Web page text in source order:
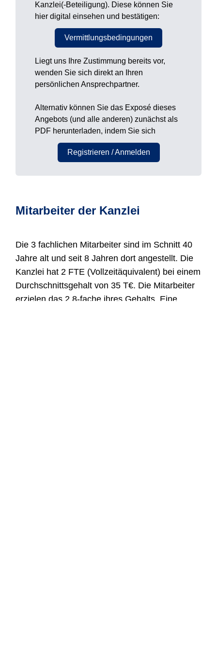
Mitarbeiter der Kanzlei
Die 3 fachlichen Mitarbeiter sind im Schnitt 40
Jahre alt und seit 8 Jahren dort angestellt. Die
Kanzlei hat 2 FTE (Vollzeitäquivalent) bei einem
Durchschnittsgehalt von 35 T€. Die Mitarbeiter
erzielen das 2,8-fache ihres Gehalts. Eine
Kanzlei(-Beteiligung). Diese können Sie
hier digital einsehen und bestätigen:
Vermittlungsbedingungen
Liegt uns Ihre Zustimmung bereits vor,
wenden Sie sich direkt an Ihren
persönlichen Ansprechpartner.
Alternativ können Sie das Exposé dieses
Angebots (und alle anderen) zunächst als
PDF herunterladen, indem Sie sich
Registrieren / Anmelden